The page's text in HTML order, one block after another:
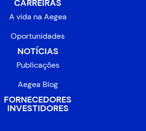
CARREIRAS
A vida na Aegea
Oportunidades
NOTÍCIAS
Publicações
Aegea Blog
FORNECEDORES
INVESTIDORES